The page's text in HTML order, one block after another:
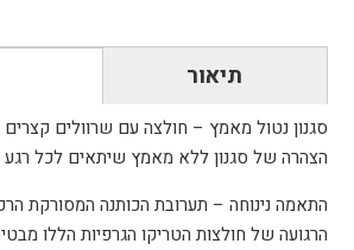
תיאור
סגנון נטול מאמץ – חולצה עם שרוולים קצרים
הצהרה של סגנון ללא מאמץ שיתאים לכל רגע
התאמה נינוחה – תערובת הכותנה המסורקת
הרגועה של חולצות הטריקו הגרפיות הללו